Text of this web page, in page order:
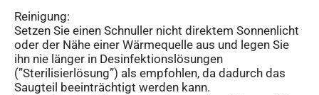
Reinigung:
Setzen Sie einen Schnuller nicht direktem Sonnenlicht
oder der Nähe einer Wärmequelle aus und legen Sie
ihn nie länger in Desinfektionslösungen
(”Sterilisierlösung”) als empfohlen, da dadurch das
Saugteil beeinträchtigt werden kann.